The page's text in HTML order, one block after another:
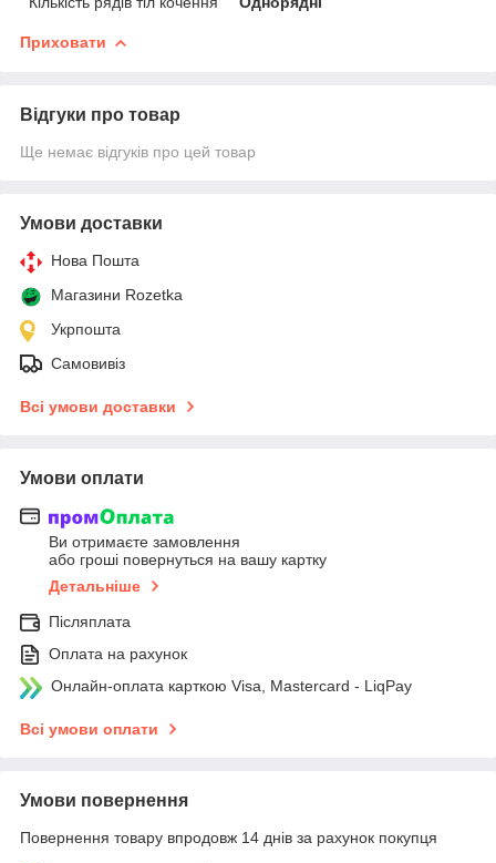
Приховати
Відгуки про товар
Ще немає відгуків про цей товар
Умови доставки
Нова Пошта
Магазини Rozetka
Укрпошта
Самовивіз
Всі умови доставки
Умови оплати
Ви отримаєте замовлення
або гроші повернуться на вашу картку
Детальніше
Післяплата
Оплата на рахунок
Онлайн-оплата карткою Visa, Mastercard - LiqPay
Всі умови оплати
Умови повернення
Повернення товару впродовж 14 днів за рахунок покупця